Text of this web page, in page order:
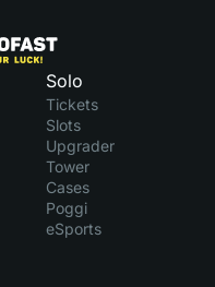
Solo
Tickets
Slots
Upgrader
Tower
Cases
Poggi
eSports